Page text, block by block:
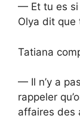
— Et tu es si
Olya dit que
Tatiana
— Il n’y a
rappeler
affaires des